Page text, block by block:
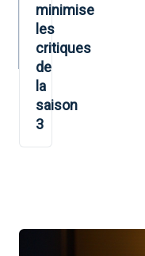
minimise
les
critiques
de
la
saison
3